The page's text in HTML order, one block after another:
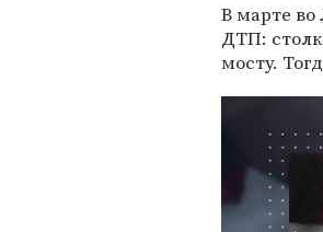
В марте во
ДТП:
мосту.